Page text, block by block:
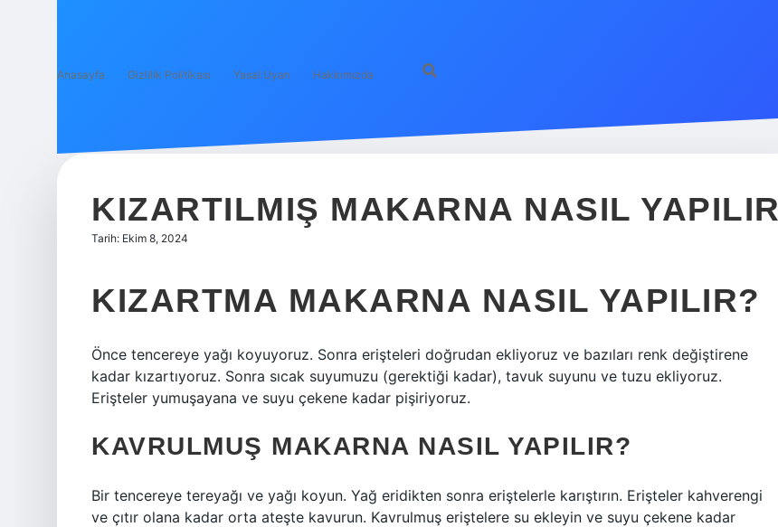
Anasayfa Gizlilik Politikası Yasal Uyarı Hakkımızda
KIZARTILMIŞ MAKARNA NASIL YAPILIR
Tarih: Ekim 8, 2024
KIZARTMA MAKARNA NASIL YAPILIR?
Önce tencereye yağı koyuyoruz. Sonra erişteleri doğrudan ekliyoruz ve bazıları renk değiştirene
kadar kızartıyoruz. Sonra sıcak suyumuzu (gerektiği kadar), tavuk suyunu ve tuzu ekliyoruz.
Erişteler yumuşayana ve suyu çekene kadar pişiriyoruz.
KAVRULMUŞ MAKARNA NASIL YAPILIR?
Bir tencereye tereyağı ve yağı koyun. Yağ eridikten sonra eriştelerle karıştırın. Erişteler kahverengi
ve çıtır olana kadar orta ateşte kavurun. Kavrulmuş eriştelere su ekleyin ve suyu çekene kadar